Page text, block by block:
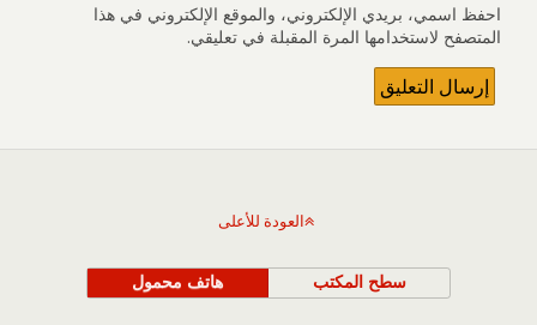
احفظ اسمي، بريدي الإلكتروني، والموقع الإلكتروني في هذا
المتصفح لاستخدامها المرة المقبلة في تعليقي.
العودة للأعلى
هاتف محمول سطح المكتب